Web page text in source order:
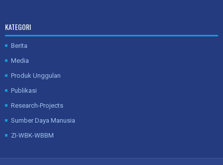
KATEGORI
Berita
Media
Produk Unggulan
Publikasi
Research-Projects
Sumber Daya Manusia
ZI-WBK-WBBM